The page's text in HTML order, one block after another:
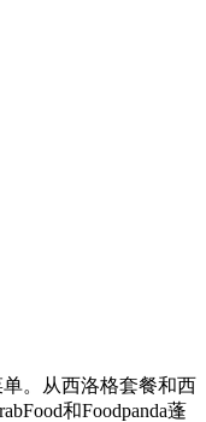
。从西洛格套餐和西
和Foodpanda蓬